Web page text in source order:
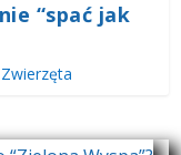
“spać jak
Zwierzęta